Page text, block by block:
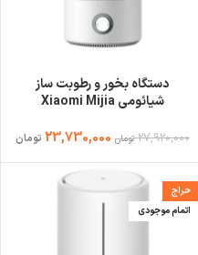
دستگاه بخور و رطوبت ساز
شیائومی Xiaomi Mijia
27,920,000 تومان 23,730,000 تومان
حراج
اتمام موجودی